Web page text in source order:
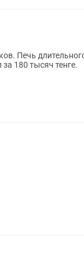
Печь
180 тысяч тенге.